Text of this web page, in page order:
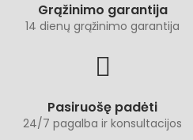
Grąžinimo garantija
14 dienų grąžinimo garantija
Pasiruošę padėti
24/7 pagalba ir konsultacijos